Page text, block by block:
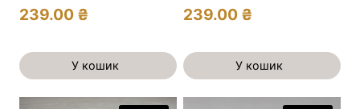
239.00 ₴
У кошик
239.00 ₴
У кошик